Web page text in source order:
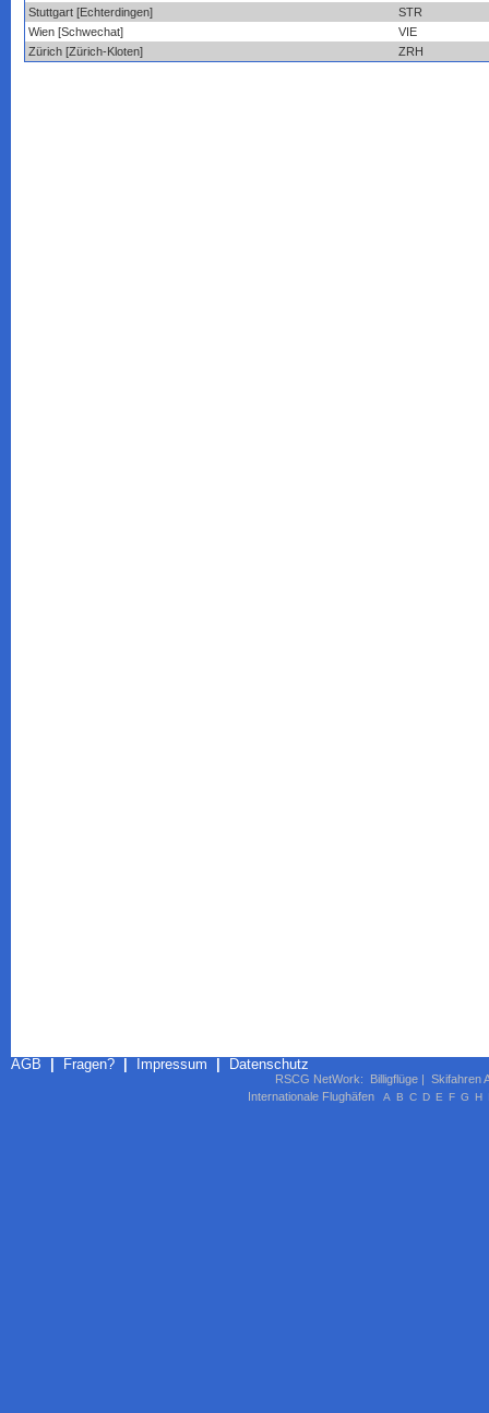
Stuttgart [Echterdingen]
STR
Wien [Schwechat]
VIE
Zürich [Zürich-Kloten]
ZRH
AGB Fragen? Impressum Datenschutz
RSCG NetWork: Billigflüge | Skifahren
Internationale Flughäfen
A B C D E F G H